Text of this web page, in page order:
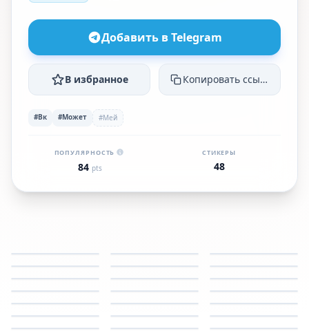
Добавить в Telegram
В избранное Копировать ссылку
#Вк #Может #Мей
ПОПУЛЯРНОСТЬ
84 pts
СТИКЕРЫ
48